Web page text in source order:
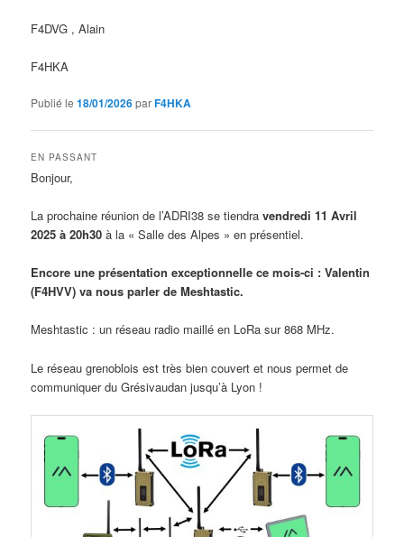
F4DVG , Alain
F4HKA
Publié le18/01/2026parF4HKA
EN PASSANT
Bonjour,
La prochaine réunion de l’ADRI38 se tiendra vendredi 11 Avril
2025 à 20h30 à la « Salle des Alpes » en présentiel.
Encore une présentation exceptionnellece mois-ci : Valentin
(F4HVV) va nous parler de Meshtastic.
Meshtastic : un réseau radio maillé en LoRa sur 868 MHz.
Le réseau grenoblois est très bien couvert et nous permet de
communiquer du Grésivaudan jusqu’à Lyon !